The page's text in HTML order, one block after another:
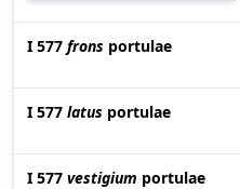
I 577 frons portulae
I 577 latus portulae
I 577 vestigium portulae